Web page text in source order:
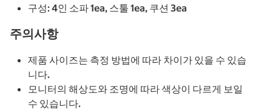
구성: 4인 소파 1ea, 스툴 1ea, 쿠션 3ea
주의사항
제품 사이즈는 측정 방법에 따라 차이가 있을 수 있습
니다.
모니터의 해상도와 조명에 따라 색상이 다르게 보일
수 있습니다.